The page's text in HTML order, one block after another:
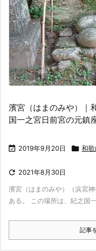
濱宮（はまのみや）｜
国一之宮日前宮の元鎮
 2019年9月20日  和歌
 2021年8月30日
濱宮（はまのみや）（浜宮
ある。 この場所は、紀之国
記事